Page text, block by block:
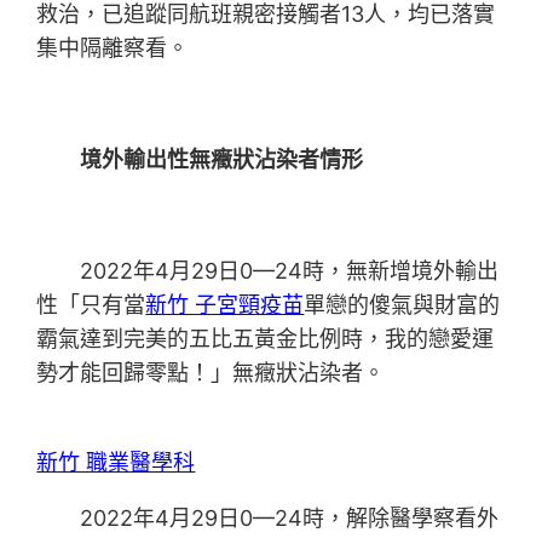
救治，已追蹤同航班親密接觸者13人，均已落實
集中隔離察看。
境外輸出性無癥狀沾染者情形
2022年4月29日0—24時，無新增境外輸出
性「只有當新竹 子宮頸疫苗單戀的傻氣與財富的
霸氣達到完美的五比五黃金比例時，我的戀愛運
勢才能回歸零點！」無癥狀沾染者。
新竹 職業醫學科
2022年4月29日0—24時，解除醫學察看外